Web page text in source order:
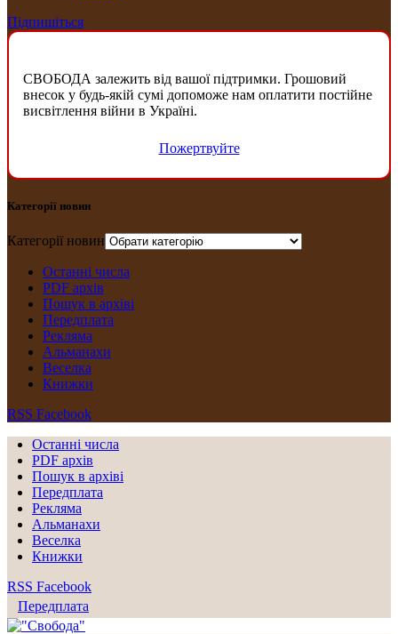
Підпишіться
СВОБОДА залежить від вашої підтримки. Грошовий
внесок у будь-якій сумі допоможе нам оплатити постійне
висвітлення війни в Україні.
Пожертвуйте
Категорії новин
Категорії новин
Останні числа
PDF архів
Пошук в архіві
Передплата
Рекляма
Альманахи
Веселка
Книжки
RSS Facebook
Останні числа
PDF архів
Пошук в архіві
Передплата
Рекляма
Альманахи
Веселка
Книжки
RSS Facebook
Передплата